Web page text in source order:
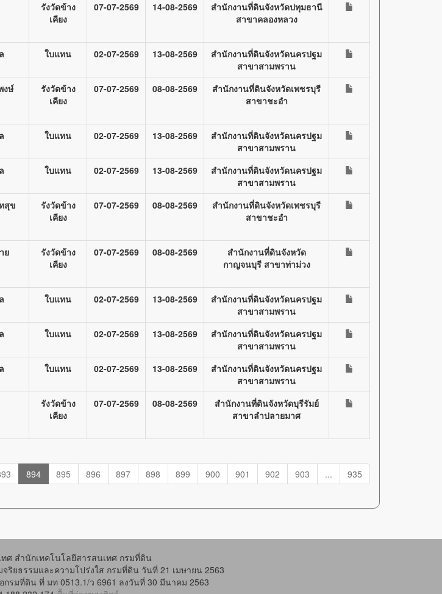
รังวัดข้าง
เคียง
07-07-2569 14-08-2569
สำนักงานที่ดินจังหวัดปทุมธานี
สาขาคลองหลวง
ใบแทน 02-07-2569 13-08-2569
สำนักงานที่ดินจังหวัดนครปฐม
สาขาสามพราน
งษ์
รังวัดข้าง
เคียง
07-07-2569 08-08-2569
สำนักงานที่ดินจังหวัดเพชรบุรี
สาขาชะอำ
ใบแทน 02-07-2569 13-08-2569
สำนักงานที่ดินจังหวัดนครปฐม
สาขาสามพราน
ใบแทน 02-07-2569 13-08-2569
สำนักงานที่ดินจังหวัดนครปฐม
สาขาสามพราน
สุข
รังวัดข้าง
เคียง
07-07-2569 08-08-2569
สำนักงานที่ดินจังหวัดเพชรบุรี
สาขาชะอำ
ย
รังวัดข้าง
เคียง
07-07-2569 08-08-2569
สำนักงานที่ดินจังหวัด
กาญจนบุรี สาขาท่าม่วง
ใบแทน 02-07-2569 13-08-2569
สำนักงานที่ดินจังหวัดนครปฐม
สาขาสามพราน
ใบแทน 02-07-2569 13-08-2569
สำนักงานที่ดินจังหวัดนครปฐม
สาขาสามพราน
ใบแทน 02-07-2569 13-08-2569
สำนักงานที่ดินจังหวัดนครปฐม
สาขาสามพราน
รังวัดข้าง
เคียง
07-07-2569 08-08-2569
สำนักงานที่ดินจังหวัดบุรีรัมย์
สาขาลำปลายมาศ
894 895 896 897 898 899 900 901 902 903 ... 935
ศ สำนักเทคโนโลยีสารสนเทศ กรมที่ดิน
ริยธรรมและความโปร่งใส กรมที่ดิน วันที่ 21 เมษายน 2563
รมที่ดิน ที่ มท 0513.1/ว 6961 ลงวันที่ 30 มีนาคม 2563